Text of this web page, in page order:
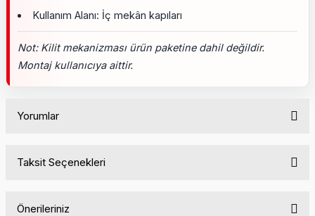
Kullanım Alanı: İç mekân kapıları
Not: Kilit mekanizması ürün paketine dahil değildir.
Montaj kullanıcıya aittir.
Yorumlar
Taksit Seçenekleri
Önerileriniz